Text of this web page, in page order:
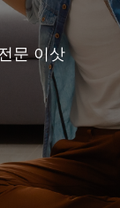
문 이삿